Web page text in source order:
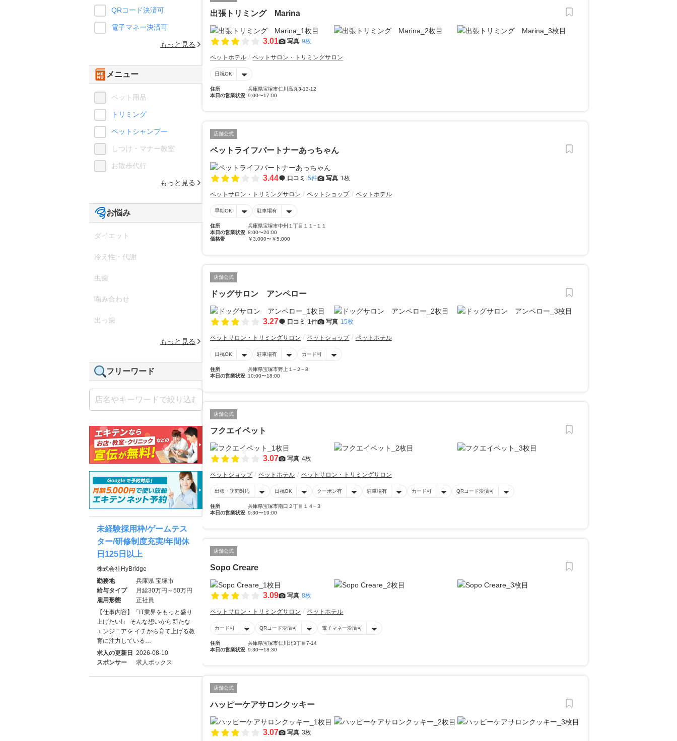
出張トリミング Marina
3.01 写真 9枚
ペットホテル ペットサロン・トリミングサロン
日祝OK
住所
兵庫県宝塚市仁川高丸3-13-12
本日の営業状況 9:00〜17:00
店舗公式
ペットライフパートナーあっちゃん
3.44 口コミ 5件 写真 1枚
ペットサロン・トリミングサロン ペットショップ ペットホテル
早朝OK 駐車場有
住所
兵庫県宝塚市中州１丁目１１−１１
本日の営業状況 8:00〜20:00
価格帯
￥3,000〜￥5,000
店舗公式
ドッグサロン アンペロー
3.27 口コミ 1件 写真 15枚
ペットサロン・トリミングサロン ペットショップ ペットホテル
日祝OK 駐車場有 カード可
住所
兵庫県宝塚市野上１−２−８
本日の営業状況 10:00〜18:00
店舗公式
フクエイペット
3.07 写真 4枚
ペットショップ ペットホテル ペットサロン・トリミングサロン
出張・訪問対応 日祝OK クーポン有 駐車場有 カード可 QRコード決済可
住所
兵庫県宝塚市南口２丁目１４−３
本日の営業状況 9:30〜19:00
店舗公式
Sopo Creare
3.09 写真 8枚
ペットサロン・トリミングサロン ペットホテル
カード可 QRコード決済可 電子マネー決済可
住所
兵庫県宝塚市仁川北3丁目7-14
本日の営業状況 9:30〜18:30
店舗公式
ハッピーケアサロンクッキー
3.07 写真 3枚
QRコード決済可
電子マネー決済可
もっと見る
メニュー
ペット用品
トリミング
ペットシャンプー
しつけ・マナー教室
お散歩代行
もっと見る
お悩み
ダイエット
冷え性・代謝
虫歯
噛み合わせ
出っ歯
もっと見る
フリーワード
未経験採用枠/ゲームテス
ター/研修制度充実/年間休
日125日以上
株式会社HyBridge
勤務地
兵庫県 宝塚市
給与タイプ
月給30万円～50万円
雇用形態
正社員
【仕事内容】「IT業界をもっと盛り
上げたい!」 そんな想いから新たな
エンジニアを イチから育て上げる教
育に注力している…
求人の更新日 2026-08-10
スポンサー
求人ボックス